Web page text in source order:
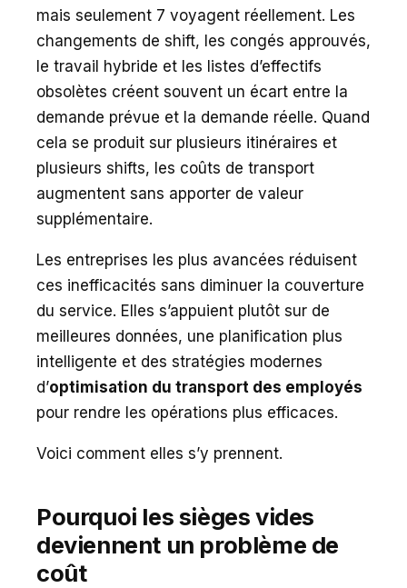
mais seulement 7 voyagent réellement. Les
changements de shift, les congés approuvés,
le travail hybride et les listes d’effectifs
obsolètes créent souvent un écart entre la
demande prévue et la demande réelle. Quand
cela se produit sur plusieurs itinéraires et
plusieurs shifts, les coûts de transport
augmentent sans apporter de valeur
supplémentaire.
Les entreprises les plus avancées réduisent
ces inefficacités sans diminuer la couverture
du service. Elles s’appuient plutôt sur de
meilleures données, une planification plus
intelligente et des stratégies modernes
d’optimisation du transport des employés
pour rendre les opérations plus efficaces.
Voici comment elles s’y prennent.
Pourquoi les sièges vides
deviennent un problème de
coût